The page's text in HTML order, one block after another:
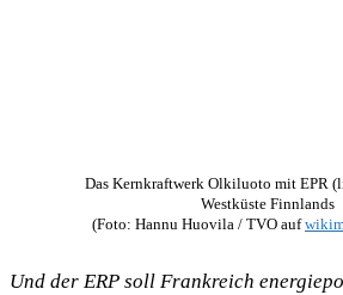
Das Kernkraftwerk Olkiluoto mit EPR
Westküste Finnlands
(Foto: Hannu Huovila / TVO auf
Und der ERP soll Frankreich